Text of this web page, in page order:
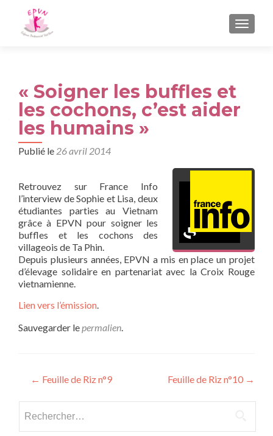
« Soigner les buffles et
les cochons, c’est aider
les humains »
Publié le 26 avril 2014
Retrouvez sur France Info
l’interview de Sophie et Lisa, deux
étudiantes parties au Vietnam
grâce à EPVN pour soigner les
buffles et les cochons des
villageois de Ta Phin.
Depuis plusieurs années, EPVN a mis en place un projet
d’élevage solidaire en partenariat avec la Croix Rouge
vietnamienne.
Lien vers l’émission.
Sauvegarder lepermalien.
Navigation
des
articles
← Feuille de Riz n°9 Feuille de Riz n°10 →